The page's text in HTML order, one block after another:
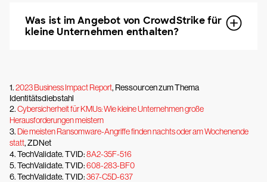
Was ist im Angebot von CrowdStrike für
kleine Unternehmen enthalten?
1.2023 Business Impact Report, Ressourcen zum Thema
Identitätsdiebstahl
2.Cybersicherheit für KMUs: Wie kleine Unternehmen große
Herausforderungen meistern
3.Die meisten Ransomware-Angriffe finden nachts oder am Wochenende
statt, ZDNet
4. TechValidate. TVID:8A2-35F-516
5. TechValidate. TVID:608-283-BF0
6. TechValidate. TVID:367-C5D-637